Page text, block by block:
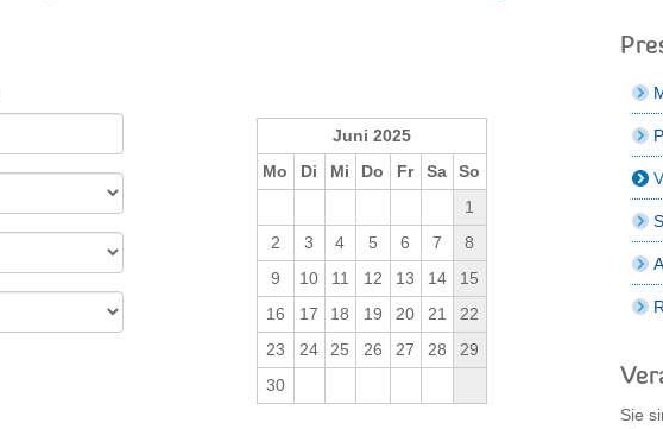
Juni 2025
Mo
Di Mi Do Fr Sa
So
1
2
3 4 5 6 7
8
9
10 11 12 13 14
15
16
17 18 19 20 21
22
23
24 25 26 27 28
29
30
Sie